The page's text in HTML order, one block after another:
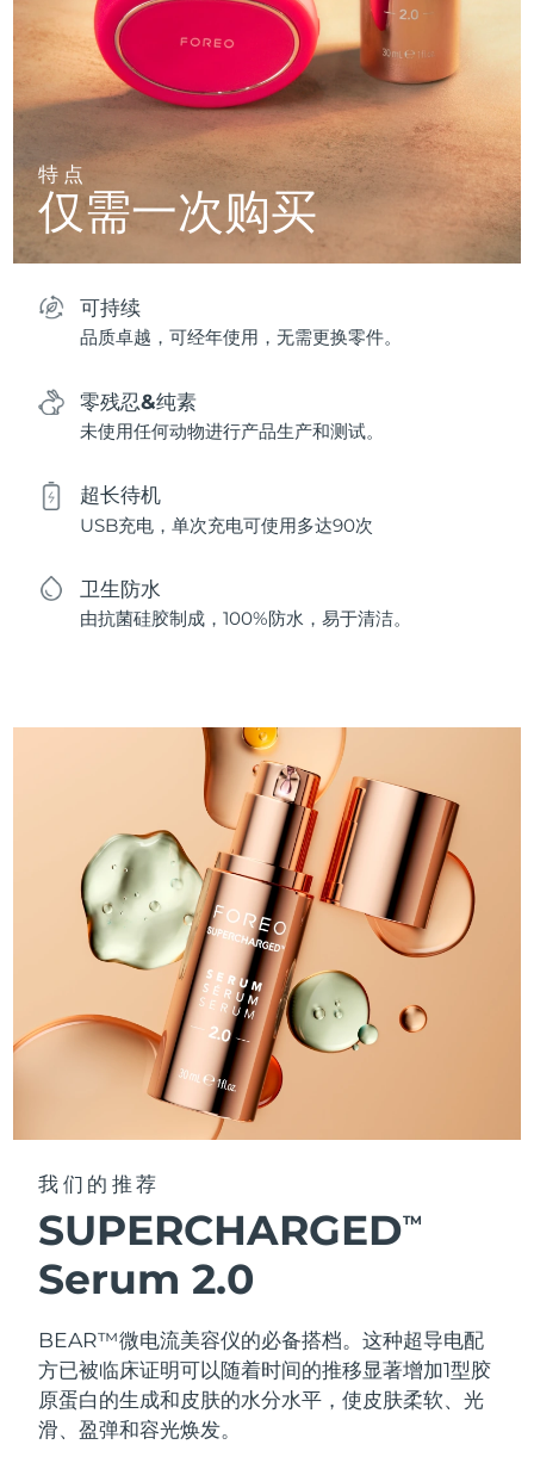
特点
仅需一次购买
可持续
品质卓越，可经年使用，无需更换零件。
零残忍&纯素
未使用任何动物进行产品生产和测试。
超长待机
USB充电，单次充电可使用多达90次
卫生防水
由抗菌硅胶制成，100%防水，易于清洁。
我们的推荐
SUPERCHARGEDTM
Serum 2.0
BEAR™微电流美容仪的必备搭档。这种超导电配
方已被临床证明可以随着时间的推移显著增加1型胶
原蛋白的生成和皮肤的水分水平，使皮肤柔软、光
滑、盈弹和容光焕发。